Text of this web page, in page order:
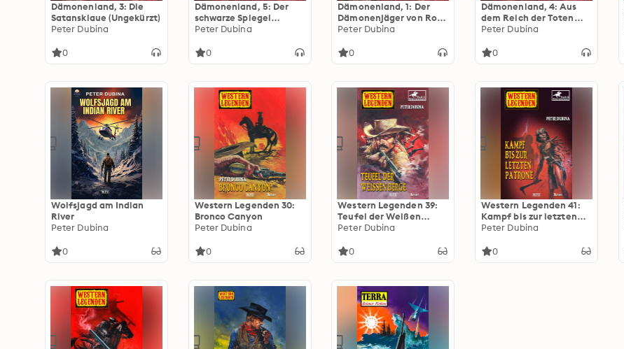
Dämonenland, 3: Die
Satansklaue (Ungekürzt)
Peter Dubina
0
Dämonenland, 5: Der
schwarze Spiegel
(Ungekürzt)
Peter Dubina
0
Dämonenland, 1: Der
Dämonenjäger von Rom
(Ungekürzt)
Peter Dubina
0
Dämonenland, 4: Aus
dem Reich der Toten
(Ungekürzt)
Peter Dubina
0
Wolfsjagd am Indian
River
Peter Dubina
0
Western Legenden 30:
Bronco Canyon
Peter Dubina
0
Western Legenden 39:
Teufel der Weißen
Berge
Peter Dubina
0
Western Legenden 41:
Kampf bis zur letzten
Patrone
Peter Dubina
0